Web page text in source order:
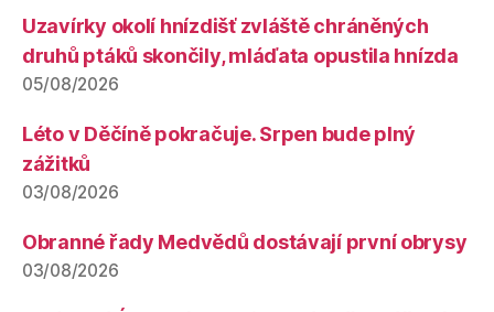
Uzavírky okolí hnízdišť zvláště chráněných
druhů ptáků skončily, mláďata opustila hnízda
05/08/2026
Léto v Děčíně pokračuje. Srpen bude plný
zážitků
03/08/2026
Obranné řady Medvědů dostávají první obrysy
03/08/2026